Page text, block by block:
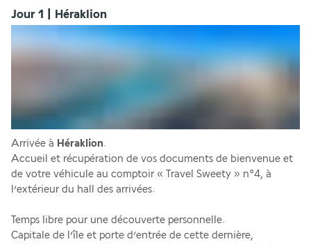
Jour 1 | Héraklion
Arrivée à Héraklion.
Accueil et récupération de vos documents de bienvenue et
de votre véhicule au comptoir « Travel Sweety » n°4, à
l’extérieur du hall des arrivées.
Temps libre pour une découverte personnelle.